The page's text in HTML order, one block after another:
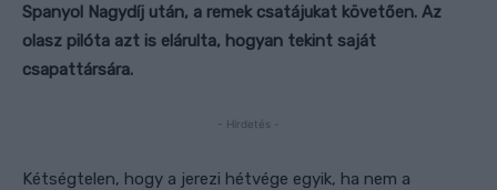
Spanyol Nagydíj után, a remek csatájukat követően. Az
olasz pilóta azt is elárulta, hogyan tekint saját
csapattársára.
- Hirdetés -
Kétségtelen, hogy a jerezi hétvége egyik, ha nem a